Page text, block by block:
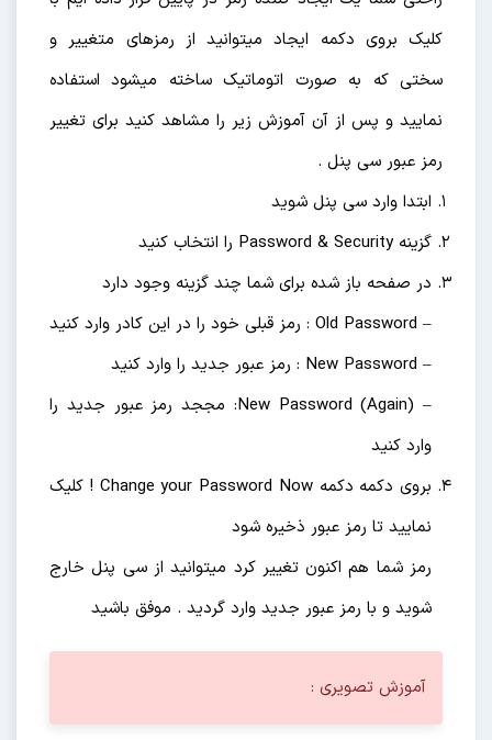
کلیک بروی دکمه ایجاد میتوانید از رمزهای متغییر و
سختی که به صورت اتوماتیک ساخته میشود استفاده
نمایید و پس از آن آموزش زیر را مشاهد کنید برای تغییر
رمز عبور سی پنل .
ابتدا وارد سی پنل شوید
گزینه Password & Security را انتخاب کنید
در صفحه باز شده برای شما چند گزینه وجود دارد
– Old Password : رمز قبلی خود را در این کادر وارد کنید
– New Password : رمز عبور جدید را وارد کنید
– New Password (Again): مججد رمز عبور جدید را
وارد کنید
بروی دکمه دکمه Change your Password Now ! کلیک
نمایید تا رمز عبور ذخیره شود
رمز شما هم اکنون تغییر کرد میتوانید از سی پنل خارج
شوید و با رمز عبور جدید وارد گردید . موفق باشید
آموزش تصویری :